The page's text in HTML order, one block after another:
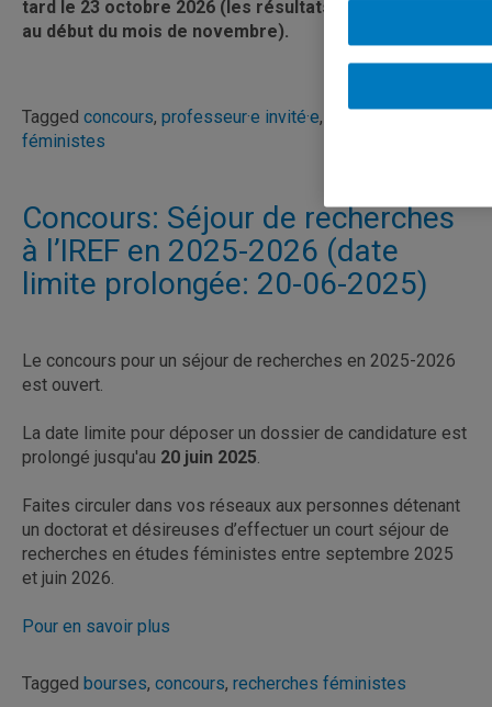
tard le 23 octobre 2026 (les résultats seront envoyés
au début du mois de novembre).
Tagged concours, professeur·e invité·e,
recherches
féministes
Concours: Séjour de recherches
à l’IREF en 2025-2026 (date
limite prolongée: 20-06-2025)
Le concours pour un séjour de recherches en 2025-2026
est ouvert.
La date limite pour déposer un dossier de candidature est
prolongé jusqu'au 20 juin 2025.
Faites circuler dans vos réseaux aux personnes détenant
un doctorat et désireuses d’effectuer un court séjour de
recherches en études féministes entre septembre 2025
et juin 2026.
Pour en savoir plus
Tagged bourses, concours, recherches féministes